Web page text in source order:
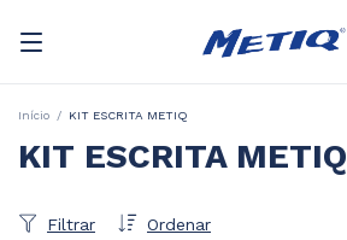
Início / KIT ESCRITA METIQ
KIT ESCRITA METIQ
Ordenar
Filtrar